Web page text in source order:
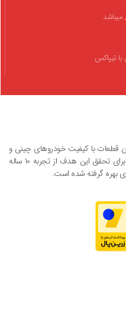
میباشد
با تیپاکس
قطعات با کیفیت خودروهای چینی و
ایرانی و قیمت رقابتی ایجاد شده است که برای تحقق این هدف از تجربه ۱۰ ساله
گرفته شده است.